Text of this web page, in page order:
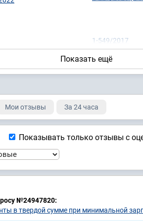
1-549/2017
1-526/2017
1-501/2017
1-415/2017
Показать ещё
Мои отзывы За 24 часа
Показывать только отзывы с
№24947820:
в твердой сумме при минимальной